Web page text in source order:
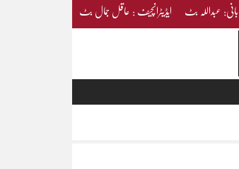
بانی: عبداللہ بٹ ایڈیٹرانچیف : عاقل جمال بٹ